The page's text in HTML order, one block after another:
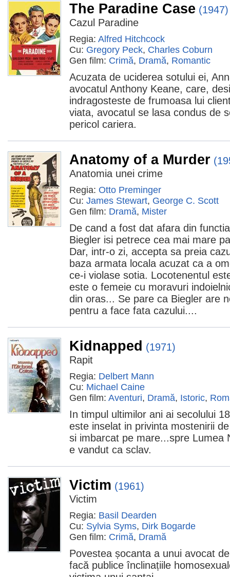
The Paradine Case (1947)
Cazul Paradine
Regia: Alfred Hitchcock
Cu: Gregory Peck, Charles Coburn
Gen film: Crimă, Dramă, Romantic
Acuzata de uciderea sotului ei,
avocatul Anthony Keane, care,
indragosteste de frumoasa lui
viata, avocatul se lasa condus de
pericol cariera.
Anatomy of a Murder
Anatomia unei crime
Regia: Otto Preminger
Cu: James Stewart, George C. Scott
Gen film: Dramă, Mister
De cand a fost dat afara din
Biegler isi petrece cea mai mare
Dar, intr-o zi, accepta sa preia
baza armata locala acuzat ca a
ce-i violase sotia. Locotenentul
este o femeie cu moravuri
din oras... Se pare ca Biegler are
pentru a face fata cazului....
Kidnapped (1971)
Rapit
Regia: Delbert Mann
Cu: Michael Caine
Gen film: Aventuri, Dramă, Istoric,
In timpul ultimilor ani ai secolului
este inselat in privinta mostenirii
si imbarcat pe mare...spre Lumea
e vandut ca sclav.
Victim (1961)
Victim
Regia: Basil Dearden
Cu: Sylvia Syms, Dirk Bogarde
Gen film: Crimă, Dramă
Povestea șocanta a unui avocat
facă publice înclinațiile